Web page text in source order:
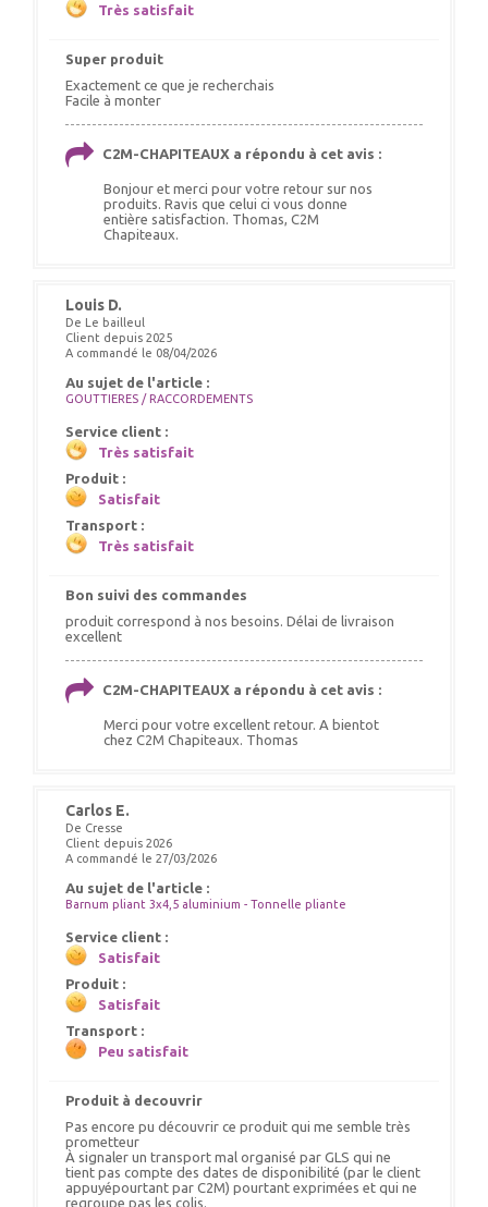
Très satisfait
Super produit
Exactement ce que je recherchais
Facile à monter
C2M-CHAPITEAUX a répondu à cet avis :
Bonjour et merci pour votre retour sur nos
produits. Ravis que celui ci vous donne
entière satisfaction. Thomas, C2M
Chapiteaux.
Louis D.
De Le bailleul
Client depuis 2025
A commandé le 08/04/2026
Au sujet de l'article :
GOUTTIERES / RACCORDEMENTS
Service client :
Très satisfait
Produit :
Satisfait
Transport :
Très satisfait
Bon suivi des commandes
produit correspond à nos besoins. Délai de livraison
excellent
C2M-CHAPITEAUX a répondu à cet avis :
Merci pour votre excellent retour. A bientot
chez C2M Chapiteaux. Thomas
Carlos E.
De Cresse
Client depuis 2026
A commandé le 27/03/2026
Au sujet de l'article :
Barnum pliant 3x4,5 aluminium - Tonnelle pliante
Service client :
Satisfait
Produit :
Satisfait
Transport :
Peu satisfait
Produit à decouvrir
Pas encore pu découvrir ce produit qui me semble très
prometteur
À signaler un transport mal organisé par GLS qui ne
tient pas compte des dates de disponibilité (par le client
appuyépourtant par C2M) pourtant exprimées et qui ne
regroupe pas les colis.